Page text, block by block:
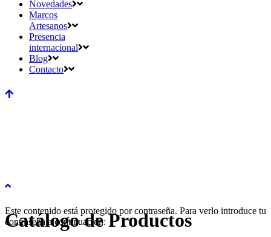
Novedades
Marcos
Artesanos
Presencia
internacional
Blog
Contacto
Catálogo de Productos
Este contenido está protegido por contraseña. Para verlo introduce tu
contraseña a continuación: